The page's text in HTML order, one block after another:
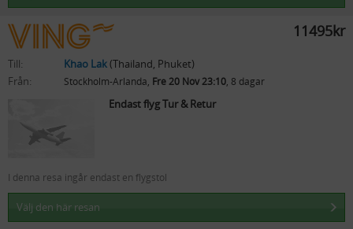
11495kr
Till: Khao Lak(Thailand, Phuket)
Från:
Stockholm-Arlanda, Fre 20 Nov 23:10, 8 dagar
Endast flyg Tur & Retur
I denna resa ingår endast en flygstol
Välj den här resan